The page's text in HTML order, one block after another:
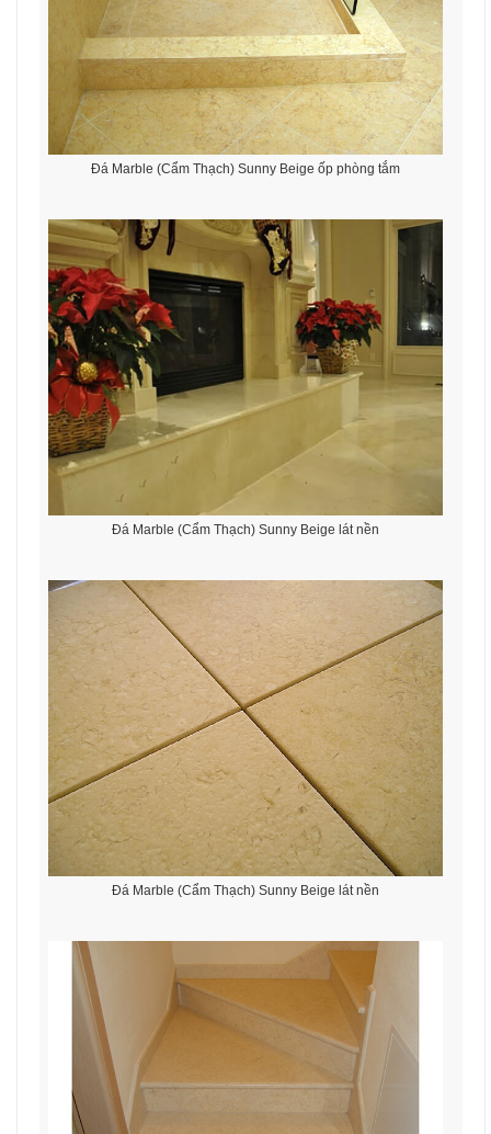
Đá Marble (Cẩm Thạch) Sunny Beige ốp phòng tắm
Đá Marble (Cẩm Thạch) Sunny Beige lát nền
Đá Marble (Cẩm Thạch) Sunny Beige lát nền